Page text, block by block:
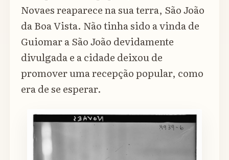
Novaes reaparece na sua terra, São João
da Boa Vista. Não tinha sido a vinda de
Guiomar a São João devidamente
divulgada e a cidade deixou de
promover uma recepção popular, como
era de se esperar.